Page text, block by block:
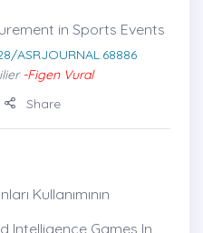
in Sports Events
ASRJOURNAL.68886
-Figen Vural
Share
Kullanımının
Intelligence Games In